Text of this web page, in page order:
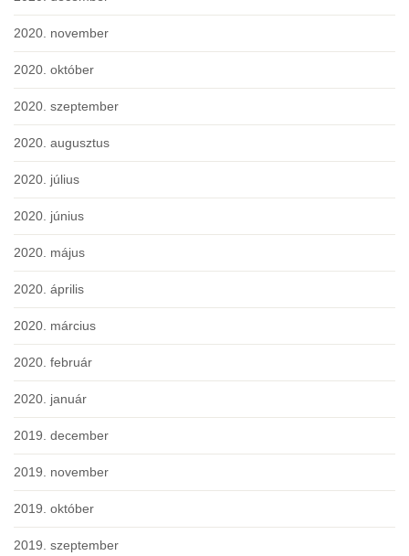
2020. november
2020. október
2020. szeptember
2020. augusztus
2020. július
2020. június
2020. május
2020. április
2020. március
2020. február
2020. január
2019. december
2019. november
2019. október
2019. szeptember